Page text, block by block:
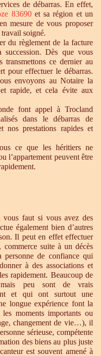
de débarras. En effet,
83690et sa région et un
mesure de vous proposer
travail soigné.
du règlement de la facture
Dès que vous
transmettons ce dernier au
pour effectuer le débarras.
envoyons au Notaire la
rapide, et cela évite aux
font appel à Trocland
dans le débarras de
nos prestations rapides et
ce que les héritiers ne
l’appartement peuvent être
vous faut si vous avez des
également bien d’autres
Il peut en effet effectuer
commerce suite à un décès
de confiance qui
à des associations et
rapidement. Beaucoup de
mais peu sont de vrais
et qui ont surtout une
longue expérience font la
moments importants ou
changement de vie…), il
sérieuse, compétente
des biens au plus juste
est souvent amené à